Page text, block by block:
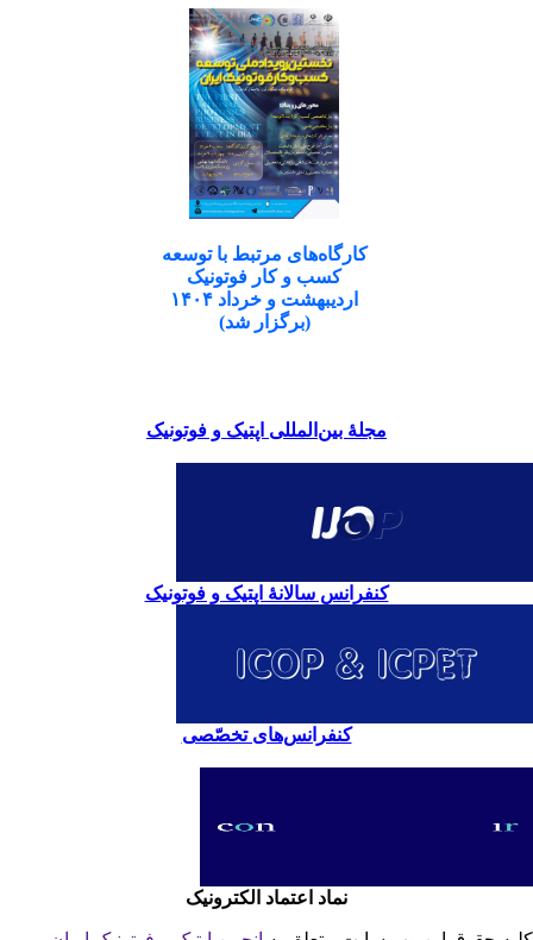
کارگاه‌های مرتبط با توسعه
کسب و کار فوتونیک
اردیبهشت و خرداد ۱۴۰۴
(برگزار شد)
مجلۀ بین‌المللی اپتیک و فوتونیک
کنفرانس سالانۀ اپتیک و فوتونیک
کنفرانس‌های تخصّصی
نماد اعتماد الکترونیک